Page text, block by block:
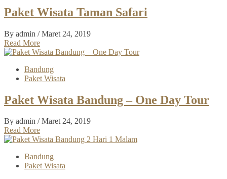
Paket Wisata Taman Safari
By admin / Maret 24, 2019
Read More
Bandung
Paket Wisata
Paket Wisata Bandung – One Day Tour
By admin / Maret 24, 2019
Read More
Bandung
Paket Wisata